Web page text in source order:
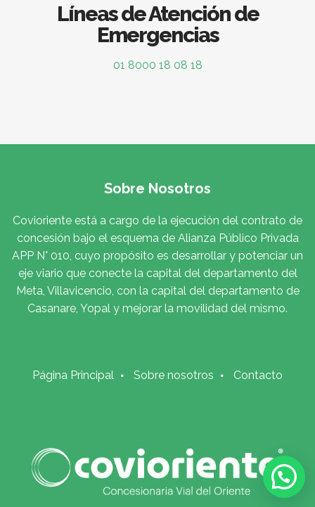
Líneas de Atención de
Emergencias
01 8000 18 08 18
Sobre Nosotros
Covioriente está a cargo de la ejecución del contrato de
concesión bajo el esquema de Alianza Público Privada
APP N° 010, cuyo propósito es desarrollar y potenciar un
eje viario que conecte la capital del departamento del
Meta, Villavicencio, con la capital del departamento de
Casanare, Yopal y mejorar la movilidad del mismo.
Página Principal Sobre nosotros Contacto